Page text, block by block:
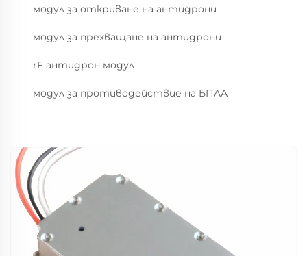
модул за откриване на антидрони
модул за прехващане на антидрони
rF антидрон модул
модул за противодействие на БПЛА